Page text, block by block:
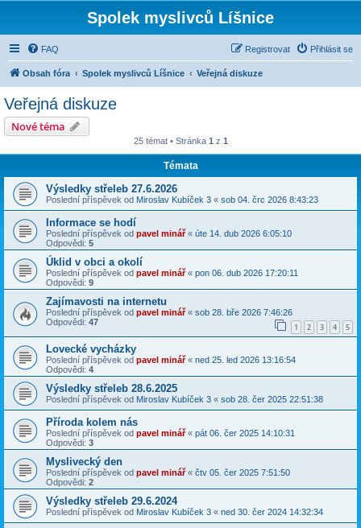
Spolek myslivců Líšnice
FAQ Přihlásit se
Registrovat
Obsah fóra Spolek myslivců Líšnice Veřejná diskuze
Veřejná diskuze
Nové téma
25 témat • Stránka 1 z 1
Témata
Výsledky střeleb 27.6.2026
Poslední příspěvek od Miroslav Kubíček 3 « sob 04. črc 2026 8:43:23
Informace se hodí
Poslední příspěvek od pavel minář« úte 14. dub 2026 6:05:10
Odpovědi: 5
Úklid v obci a okolí
Poslední příspěvek od pavel minář« pon 06. dub 2026 17:20:11
Odpovědi: 9
Zajímavosti na internetu
Poslední příspěvek od pavel minář« sob 28. bře 2026 7:46:26
Odpovědi: 47 1 2 3 4 5
Lovecké vycházky
Poslední příspěvek od pavel minář« ned 25. led 2026 13:16:54
Odpovědi: 4
Výsledky střeleb 28.6.2025
Poslední příspěvek od Miroslav Kubíček 3 « sob 28. čer 2025 22:51:38
Příroda kolem nás
Poslední příspěvek od pavel minář« pát 06. čer 2025 14:10:31
Odpovědi: 3
Myslivecký den
Poslední příspěvek od pavel minář« čtv 05. čer 2025 7:51:50
Odpovědi: 2
Výsledky střeleb 29.6.2024
Poslední příspěvek od Miroslav Kubíček 3 « ned 30. čer 2024 14:32:34